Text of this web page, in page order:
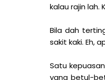
kalau rajin
Bila dah
sakit kaki. Eh,
Satu
yang betul-